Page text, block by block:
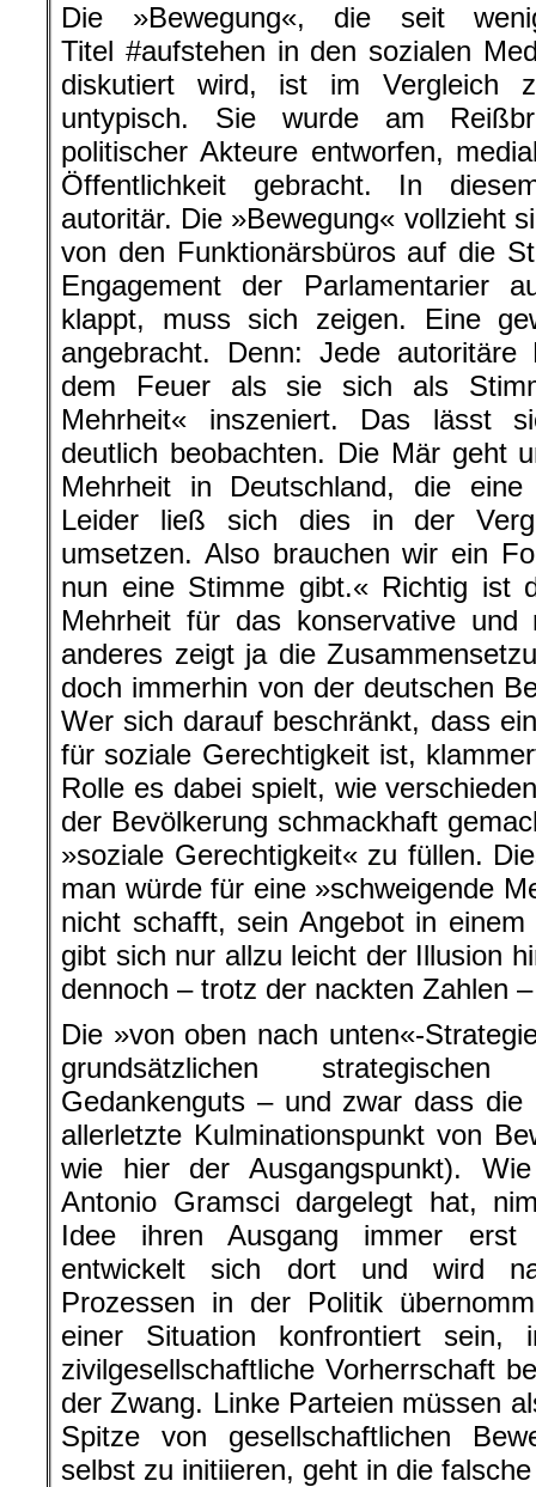
Die »Bewegung«, die seit
Titel #aufstehen in den sozialen
diskutiert wird, ist im Vergleich
untypisch. Sie wurde am
politischer Akteure entworfen,
Öffentlichkeit gebracht. In
autoritär. Die »Bewegung« vollzieht
von den Funktionärsbüros auf die
Engagement der Parlamentarier
klappt, muss sich zeigen. Eine
angebracht. Denn: Jede
dem Feuer als sie sich als
Mehrheit« inszeniert. Das lässt
deutlich beobachten. Die Mär geht
Mehrheit in Deutschland, die
Leider ließ sich dies in der
umsetzen. Also brauchen wir ein
nun eine Stimme gibt.« Richtig ist
Mehrheit für das konservative
anderes zeigt ja die
doch immerhin von der deutschen
Wer sich darauf beschränkt, dass
für soziale Gerechtigkeit ist,
Rolle es dabei spielt, wie
der Bevölkerung schmackhaft
»soziale Gerechtigkeit« zu füllen.
man würde für eine »schweigende
nicht schafft, sein Angebot in
gibt sich nur allzu leicht der Illusion
dennoch – trotz der nackten Zahlen
Die »von oben nach unten«-
grundsätzlichen
Gedankenguts – und zwar dass
allerletzte Kulminationspunkt von
wie hier der Ausgangspunkt).
Antonio Gramsci dargelegt hat,
Idee ihren Ausgang immer erst
entwickelt sich dort und wird
Prozessen in der Politik
einer Situation konfrontiert
zivilgesellschaftliche Vorherrschaft
der Zwang. Linke Parteien müssen
Spitze von gesellschaftlichen
selbst zu initiieren, geht in die